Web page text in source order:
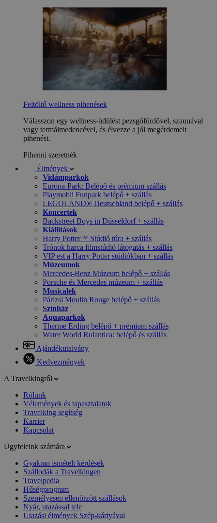
Feltöltő wellness pihenések
Válasszon egy wellness-üdülést pezsgőfürdővel, szaunával
vagy termálmedencével, és élvezze a jól megérdemelt
pihenést.
Pihenni szeretnék
Élmények
Vidámparkok
Europa-Park: Belépő és prémium szállás
Playmobil Funpark belépő + szállás
LEGOLAND® Deutschland belépő + szállás
Koncertek
Backstreet Boys in Düsseldorf + szállás
Kiállítások
Harry Potter™ Stúdió túra + szállás
Trónok harca filmstúdió látogatás + szállás
VIP est a Harry Potter stúdiókban + szállás
Múzeumok
Mercedes-Benz Múzeum belépő + szállás
Porsche és Mercedes múzeum + szállás
Musicalek
Párizsi Moulin Rouge belépő + szállás
Színház
Aquaparkok
Therme Erding belépő + prémium szállás
Water World Rulantica: belépő és szállás
Ajándékutalvány
Kedvezmények
A Travelkingről
Rólunk
Vélemények és tapasztalatok
Travelking segítség
Karrier
Kapcsolat
Ügyfeleink számára
Gyakran ismételt kérdések
Szállodák a Travelkingen
Travelpedia
Hűségprogram
Személyesen ellenőrzött szállások
Nyár, utazással tele
Utazási élmények Szép-kártyával